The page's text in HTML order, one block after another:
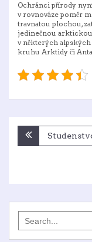
Ochránci přírody
v rovnováze poměr
travnatou plochou,
jedinečnou
v některých
kruhu Arktidy či
Navigace
pro
for: